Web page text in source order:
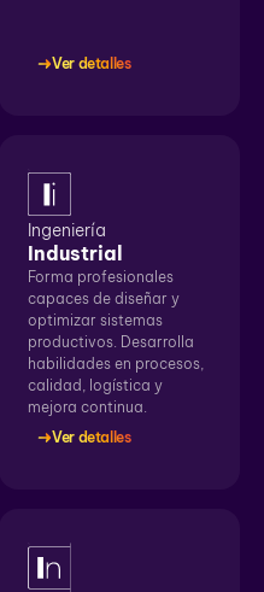
Ver detalles
Ingeniería
Industrial
Forma profesionales
capaces de diseñar y
optimizar sistemas
productivos. Desarrolla
habilidades en procesos,
calidad, logística y
mejora continua.
Ver detalles